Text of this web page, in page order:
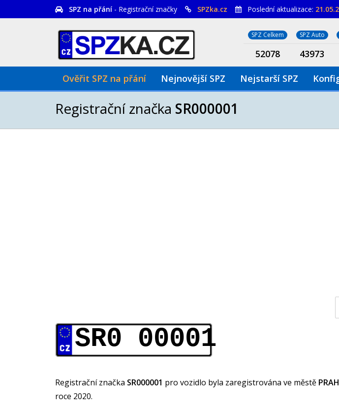
SPZ na přání - Registrační značky SPZka.cz Poslední aktualizace:
SPZ Celkem SPZ Auto
52078 43973
Ověřit SPZ na přání Nejnovější SPZ Nejstarší SPZ
Registrační značka SR000001
SR0 00001
Registrační značka SR000001 pro vozidlo byla zaregistrována ve městě
roce 2020.